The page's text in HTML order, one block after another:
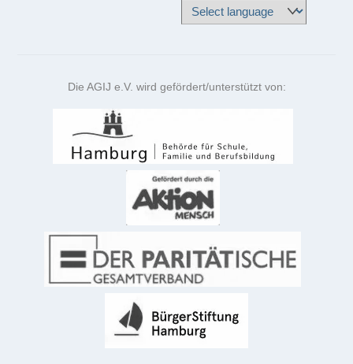
Die AGIJ e.V. wird gefördert/unterstützt von: